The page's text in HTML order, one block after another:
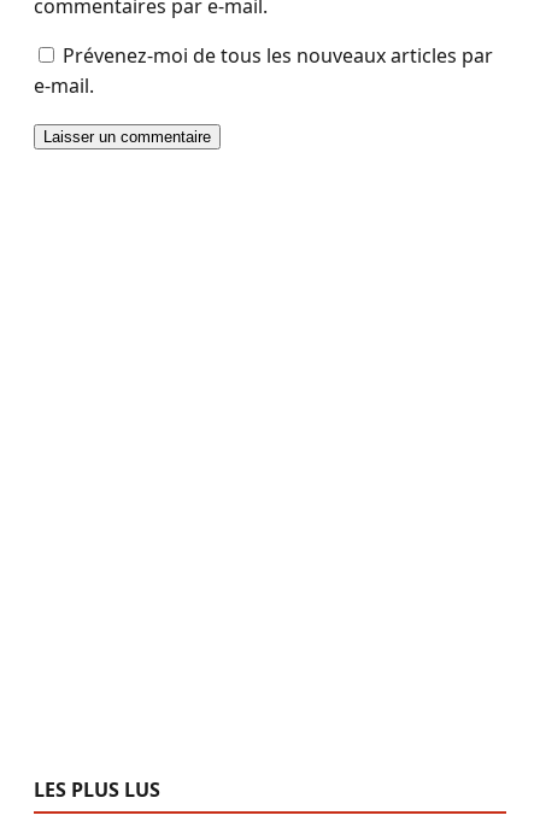
commentaires par e-mail.
Prévenez-moi de tous les nouveaux articles par
e-mail.
LES PLUS LUS